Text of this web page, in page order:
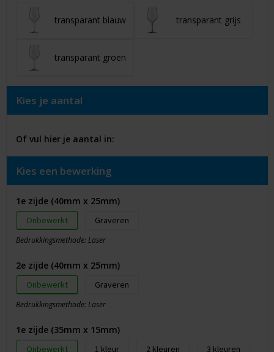
transparant blauw transparant grijs
transparant groen
Kies je aantal
Of vul hier je aantal in:
Kies een bewerking
1e zijde (40mm x 25mm)
Onbewerkt Graveren
Bedrukkingsmethode: Laser
2e zijde (40mm x 25mm)
Onbewerkt Graveren
Bedrukkingsmethode: Laser
1e zijde (35mm x 15mm)
Onbewerkt 1 2
3